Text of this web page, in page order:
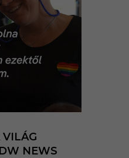
VILÁG
NEWS